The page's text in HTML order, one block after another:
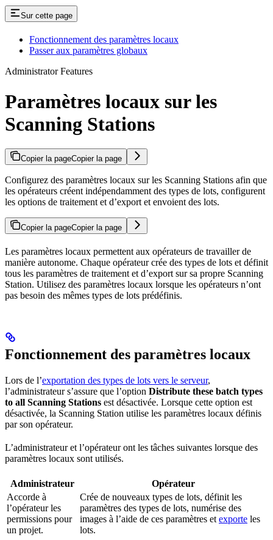
Sur cette page
Fonctionnement des paramètres locaux
Passer aux paramètres globaux
Administrator Features
Paramètres locaux sur les
Scanning Stations
Copier la pageCopier la page
Configurez des paramètres locaux sur les Scanning Stations afin que
les opérateurs créent indépendamment des types de lots, configurent
les options de traitement et d’export et envoient des lots.
Copier la pageCopier la page
Les paramètres locaux permettent aux opérateurs de travailler de
manière autonome. Chaque opérateur crée des types de lots et définit
tous les paramètres de traitement et d’export sur sa propre Scanning
Station. Utilisez des paramètres locaux lorsque les opérateurs n’ont
pas besoin des mêmes types de lots prédéfinis.
Fonctionnement des paramètres locaux
Lors de l’exportation des types de lots vers le serveur,
l’administrateur s’assure que l’option Distribute these batch types
to all Scanning Stations est désactivée. Lorsque cette option est
désactivée, la Scanning Station utilise les paramètres locaux définis
par son opérateur.
L’administrateur et l’opérateur ont les tâches suivantes lorsque des
paramètres locaux sont utilisés.
Administrateur
Opérateur
Accorde à
l’opérateur les
permissions pour
un projet.
Crée de nouveaux types de lots, définit les
paramètres des types de lots, numérise des
images à l’aide de ces paramètres et exporte les
lots.